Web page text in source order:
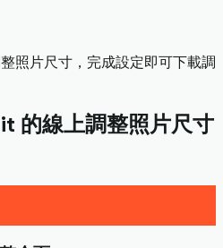
照片尺寸，完成設定即可下載調
的線上調整照片尺寸